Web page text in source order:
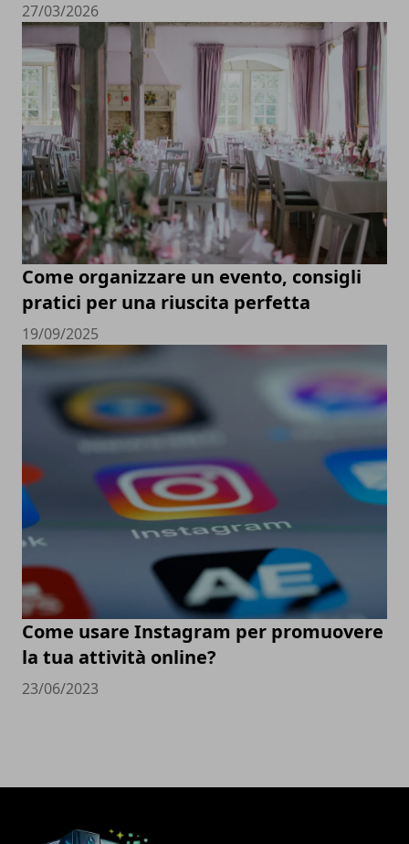
27/03/2026
Come organizzare un evento, consigli
pratici per una riuscita perfetta
19/09/2025
Come usare Instagram per promuovere
la tua attività online?
23/06/2023